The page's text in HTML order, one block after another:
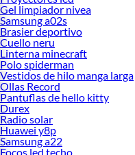
Gel limpiador nivea
Samsung a02s
Brasier deportivo
Cuello neru
Linterna minecraft
Polo spiderman
Vestidos de hilo manga larga
Ollas Record
Pantuflas de hello kitty
Durex
Radio solar
Huawei y8p
Samsung a22
Focos led techo